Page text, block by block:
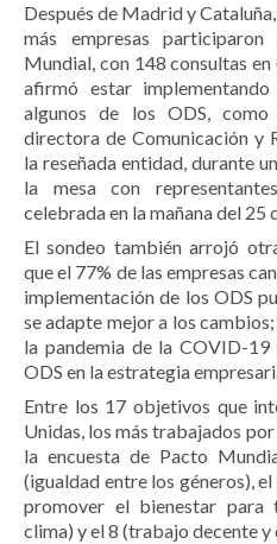
Después de Madrid y
más empresas
Mundial, con 148 consultas
afirmó estar
algunos de los ODS,
directora de Comunicación y
la reseñada entidad, durante
la mesa con
celebrada en la mañana del 25
El sondeo también arrojó
que el 77% de las empresas
implementación de los ODS
se adapte mejor a los
la pandemia de la COVID-
ODS en la estrategia
Entre los 17 objetivos que
Unidas, los más trabajados
la encuesta de Pacto
(igualdad entre los géneros),
promover el bienestar
clima) y el 8 (trabajo decente